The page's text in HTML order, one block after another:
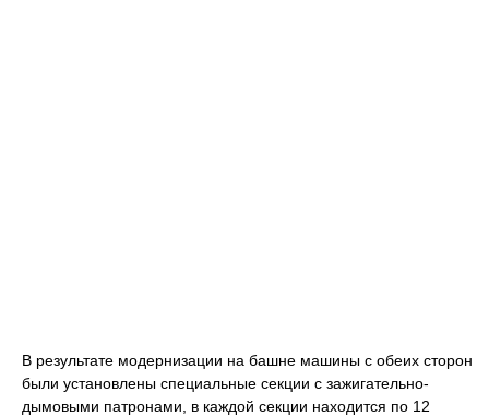
В результате модернизации на башне машины с обеих сторон
были установлены специальные секции с зажигательно-
дымовыми патронами, в каждой секции находится по 12